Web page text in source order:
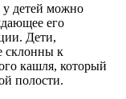
детей можно
его
Дети,
склонны к
кашля, который
полости.